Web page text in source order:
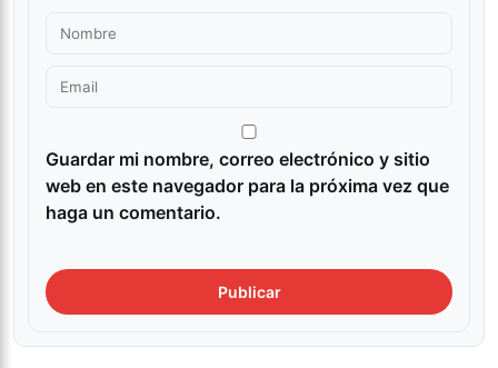
Guardar mi nombre, correo electrónico y sitio
web en este navegador para la próxima vez que
haga un comentario.